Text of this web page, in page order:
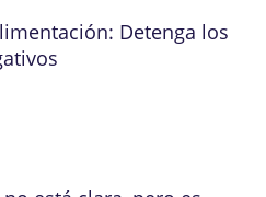
Detenga los